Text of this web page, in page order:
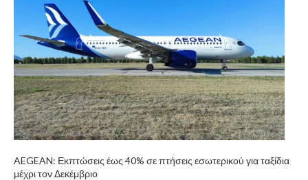
AEGEAN: Εκπτώσεις έως 40% σε πτήσεις εσωτερικού για ταξίδια
μέχρι τον Δεκέμβριο